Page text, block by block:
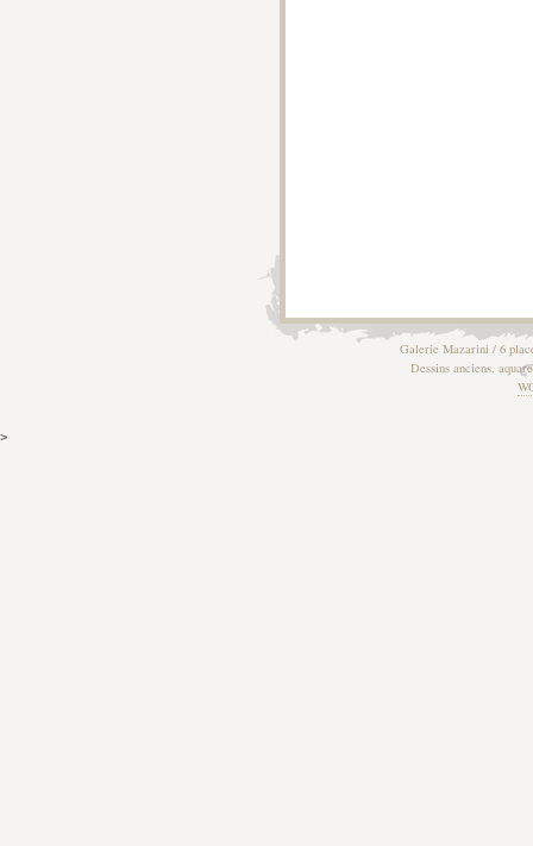
Galerie Mazarini / 6
Dessins anciens,
>